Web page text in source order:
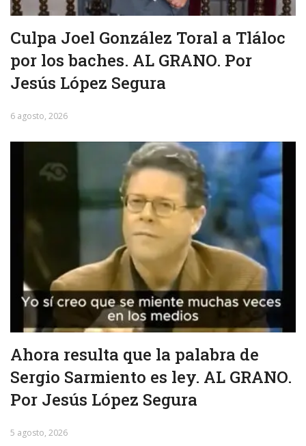
Culpa Joel González Toral a Tláloc
por los baches. AL GRANO. Por
Jesús López Segura
6 agosto, 2026
Ahora resulta que la palabra de
Sergio Sarmiento es ley. AL GRANO.
Por Jesús López Segura
5 agosto, 2026